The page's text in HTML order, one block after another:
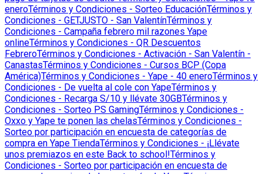
eneroTérminos y Condiciones - Sorteo EducaciónTérminos y
Condiciones - GETJUSTO - San ValentínTérminos y
Condiciones - Campaña febrero mil razones Yape
onlineTérminos y Condiciones - QR Descuentos
FebreroTérminos y Condiciones - Activación - San Valentín -
CanastasTérminos y Condiciones - Cursos BCP (Copa
América)Términos y Condiciones - Yape - 40 eneroTérminos y
Condiciones - De vuelta al cole con YapeTérminos y
Condiciones - Recarga S/10 y llévate 30GBTérminos y
Condiciones - Sorteo PS GamingTérminos y Condiciones -
Oxxo y Yape te ponen las chelasTérminos y Condiciones -
Sorteo por participación en encuesta de categorías de
compra en Yape TiendaTérminos y Condiciones - ¡Llévate
unos premiazos en este Back to school!Términos y
Condiciones - Sorteo por participación en encuesta de